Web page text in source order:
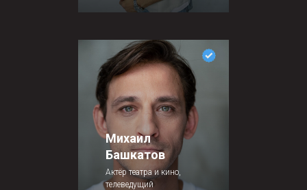
Михаил
Башкатов
Актёр театра и кино,
телеведущий